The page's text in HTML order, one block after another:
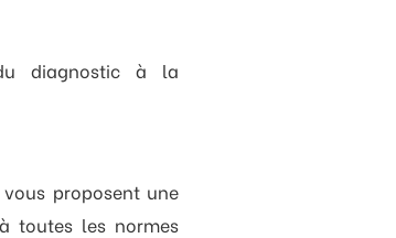
diagnostic à la
proposent une
toutes les normes